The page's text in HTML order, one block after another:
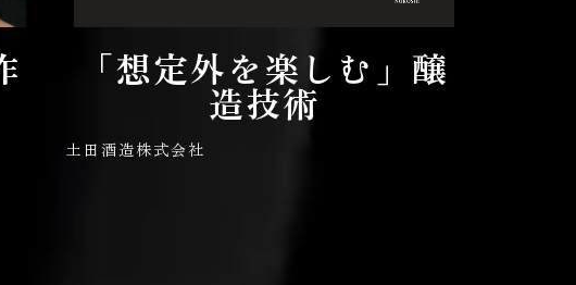
「想定外を楽しむ」醸
造技術
土田酒造株式会社